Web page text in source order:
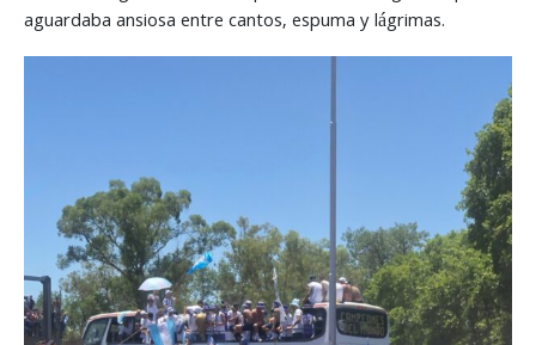
aguardaba ansiosa entre cantos, espuma y lágrimas.